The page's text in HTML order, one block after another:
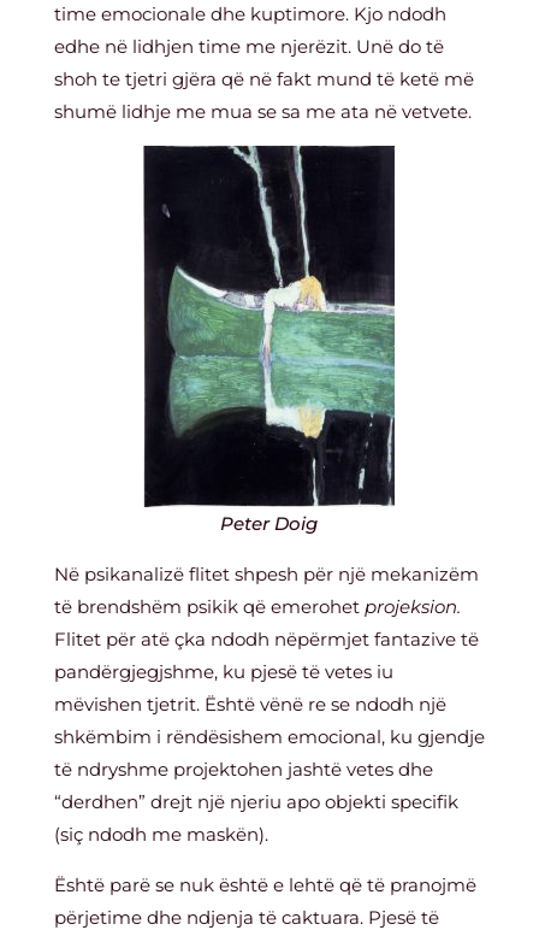
time emocionale dhe kuptimore. Kjo ndodh
edhe në lidhjen time me njerëzit. Unë do të
shoh te tjetri gjëra që në fakt mund të ketë më
shumë lidhje me mua se sa me ata në vetvete.
Peter Doig
Në psikanalizë flitet shpesh për një mekanizëm
të brendshëm psikik që emerohet projeksion.
Flitet për atë çka ndodh nëpërmjet fantazive të
pandërgjegjshme, ku pjesë të vetes iu
mëvishen tjetrit. Është vënë re se ndodh një
shkëmbim i rëndësishem emocional, ku gjendje
të ndryshme projektohen jashtë vetes dhe
“derdhen” drejt një njeriu apo objekti specifik
(siç ndodh me maskën).
Është parë se nuk është e lehtë që të pranojmë
përjetime dhe ndjenja të caktuara. Pjesë të